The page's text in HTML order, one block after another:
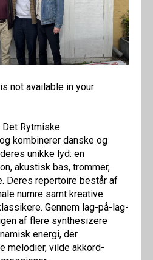
not available in your
Rytmiske
kombinerer danske og
unikke lyd: en
akustisk bas, trommer,
Deres repertoire består af
numre samt kreative
Gennem lag-på-lag-
af flere synthesizere
energi, der
melodier, vilde akkord-